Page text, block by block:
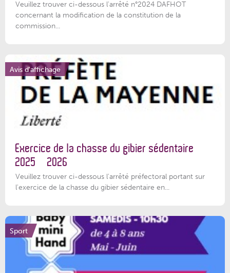
Veuillez trouver ci-dessous l'arrêté n°2024 DAFHOT
concernant la modification de la constitution de la
commission...
Avis d'affichage
Exercice de la chasse du gibier sédentaire
2025 – 2026
Veuillez trouver ci-dessous l'arrêté préfectoral portant sur
l'exercice de la chasse du gibier sédentaire en...
Sport